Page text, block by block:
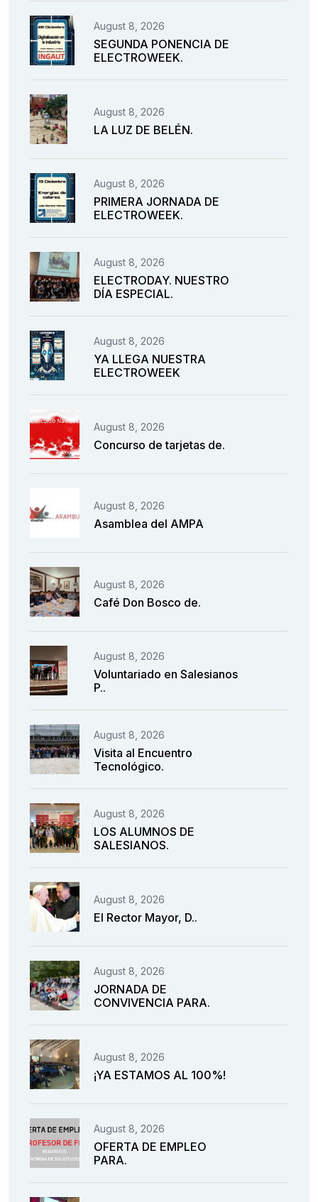
August 8, 2026
SEGUNDA PONENCIA DE
ELECTROWEEK.
August 8, 2026
LA LUZ DE BELÉN.
August 8, 2026
PRIMERA JORNADA DE
ELECTROWEEK.
August 8, 2026
ELECTRODAY. NUESTRO
DÍA ESPECIAL.
August 8, 2026
YA LLEGA NUESTRA
ELECTROWEEK
August 8, 2026
Concurso de tarjetas de.
August 8, 2026
Asamblea del AMPA
August 8, 2026
Café Don Bosco de.
August 8, 2026
Voluntariado en Salesianos
P..
August 8, 2026
Visita al Encuentro
Tecnológico.
August 8, 2026
LOS ALUMNOS DE
SALESIANOS.
August 8, 2026
El Rector Mayor, D..
August 8, 2026
JORNADA DE
CONVIVENCIA PARA.
August 8, 2026
¡YA ESTAMOS AL 100%!
August 8, 2026
OFERTA DE EMPLEO
PARA.